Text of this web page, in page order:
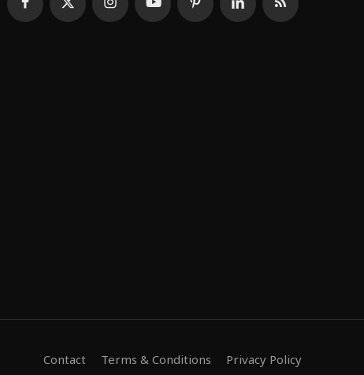
Contact Terms & Conditions Privacy Policy